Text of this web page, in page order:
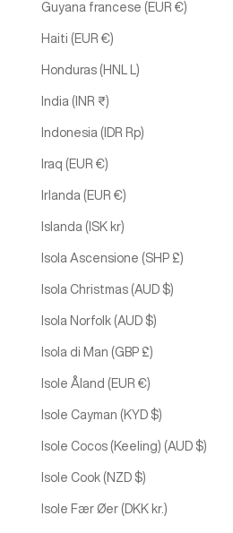
Guyana francese (EUR €)
Haiti (EUR €)
Honduras (HNL L)
India (INR ₹)
Indonesia (IDR Rp)
Iraq (EUR €)
Irlanda (EUR €)
Islanda (ISK kr)
Isola Ascensione (SHP £)
Isola Christmas (AUD $)
Isola Norfolk (AUD $)
Isola di Man (GBP £)
Isole Åland (EUR €)
Isole Cayman (KYD $)
Isole Cocos (Keeling) (AUD $)
Isole Cook (NZD $)
Isole Fær Øer (DKK kr.)